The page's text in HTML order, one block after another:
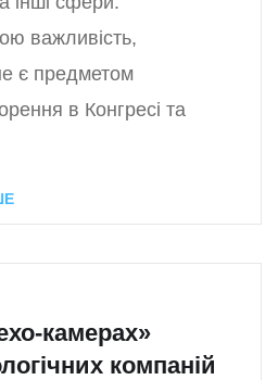
важливість,
є предметом
в Конгресі та
камерах»
компаній